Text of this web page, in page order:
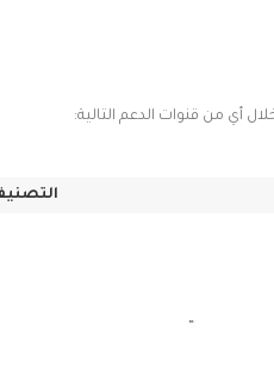
أي من قنوات الدعم التالية: